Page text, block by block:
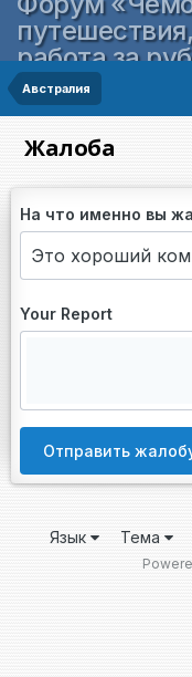
работа за
Австралия
Жалоба
На что именно вы
Your Report
Отправить
Язык Тема